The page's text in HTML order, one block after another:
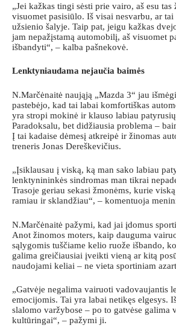
„Jei kažkas tingi sėsti prie vairo, aš esu tas
visuomet pasisiūlo. Iš visai nesvarbu, ar
užsienio šalyje. Taip pat, jeigu kažkas
jam nepažįstamą automobilį, aš visuomet
išbandyti“, – kalba pašnekovė.
Lenktyniaudama nejaučia baimės
N.Marčėnaitė naująją „Mazda 3“ jau
pastebėjo, kad tai labai komfortiškas
yra stropi mokinė ir klauso labiau
Paradoksalu, bet didžiausia problema –
Į tai kadaise dėmesį atkreipė ir žinomas
treneris Jonas Dereškevičius.
„Įsiklausau į viską, ką man sako labiau
lenktynininkės sindromas man tikrai
Trasoje geriau sekasi žmonėms, kurie
ramiau ir sklandžiau“, – komentuoja
N.Marčėnaitė pažymi, kad jai įdomus
Anot žinomos moters, kaip dauguma
sąlygomis tuščiame kelio ruože išbando,
galima greičiausiai įveikti vieną ar kitą
naudojami keliai – ne vieta sportiniam
„Gatvėje negalima vairuoti vadovaujantis
emocijomis. Tai yra labai netikęs elgesys.
slalomo varžybose – po to gatvėse galima
kultūringai“, – pažymi ji.